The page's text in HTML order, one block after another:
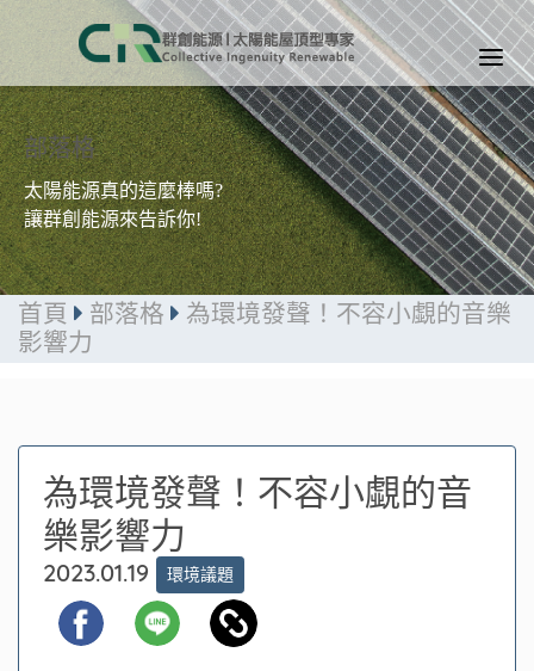
部落格
太陽能源真的這麼棒嗎?
讓群創能源來告訴你!
首頁 部落格
為環境發聲！不容小覷的音樂
影響力
為環境發聲！不容小覷的音
樂影響力
2023.01.19 環境議題